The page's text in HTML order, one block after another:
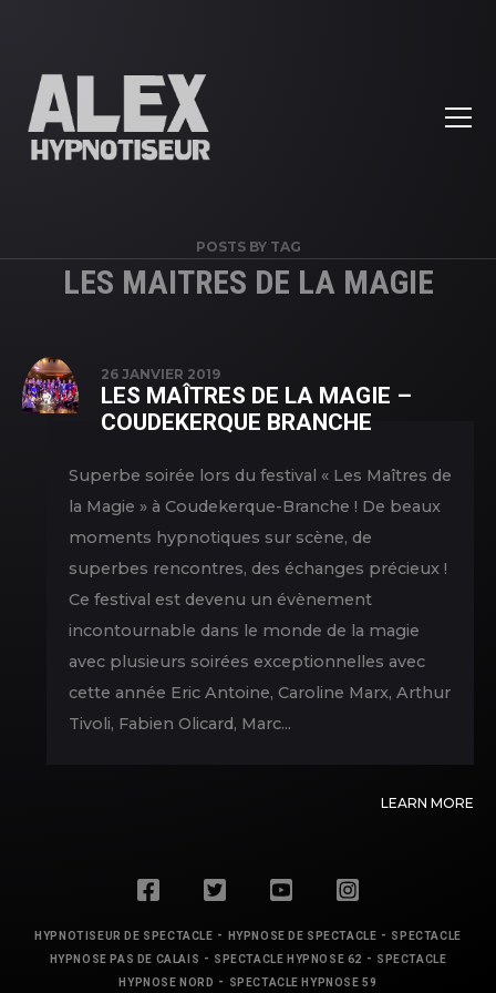
POSTS BY TAG
LES MAITRES DE LA MAGIE
26 JANVIER 2019
LES MAÎTRES DE LA MAGIE –
COUDEKERQUE BRANCHE
Superbe soirée lors du festival « Les Maîtres de
la Magie » à Coudekerque-Branche ! De beaux
moments hypnotiques sur scène, de
superbes rencontres, des échanges précieux !
Ce festival est devenu un évènement
incontournable dans le monde de la magie
avec plusieurs soirées exceptionnelles avec
cette année Eric Antoine, Caroline Marx, Arthur
Tivoli, Fabien Olicard, Marc...
LEARN MORE
HYPNOTISEUR DE SPECTACLE - HYPNOSE DE SPECTACLE - SPECTACLE
HYPNOSE PAS DE CALAIS - SPECTACLE HYPNOSE 62 - SPECTACLE
HYPNOSE NORD - SPECTACLE HYPNOSE 59